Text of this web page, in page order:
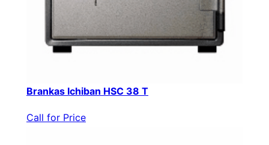
Brankas Ichiban HSC 38 T
Call for Price